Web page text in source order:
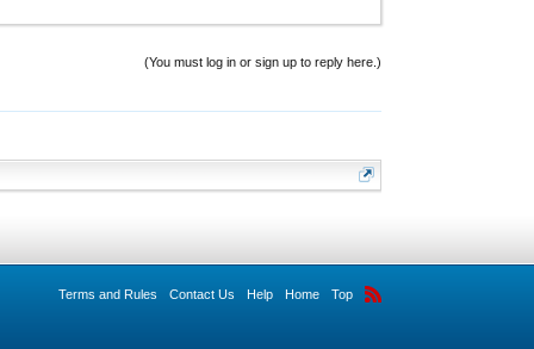
(You must log in or sign up to reply here.)
Terms and Rules Contact Us Help Home Top